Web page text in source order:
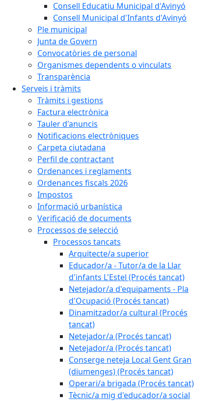
Consell Educatiu Municipal d'Avinyó
Consell Municipal d'Infants d'Avinyó
Ple municipal
Junta de Govern
Convocatòries de personal
Organismes dependents o vinculats
Transparència
Serveis i tràmits
Tràmits i gestions
Factura electrònica
Tauler d'anuncis
Notificacions electròniques
Carpeta ciutadana
Perfil de contractant
Ordenances i reglaments
Ordenances fiscals 2026
Impostos
Informació urbanística
Verificació de documents
Processos de selecció
Processos tancats
Arquitecte/a superior
Educador/a - Tutor/a de la Llar
d'infants L'Estel (Procés tancat)
Netejador/a d'equipaments - Pla
d'Ocupació (Procés tancat)
Dinamitzador/a cultural (Procés
tancat)
Netejador/a (Procés tancat)
Netejador/a (Procés tancat)
Conserge neteja Local Gent Gran
(diumenges) (Procés tancat)
Operari/a brigada (Procés tancat)
Tècnic/a mig d'educador/a social